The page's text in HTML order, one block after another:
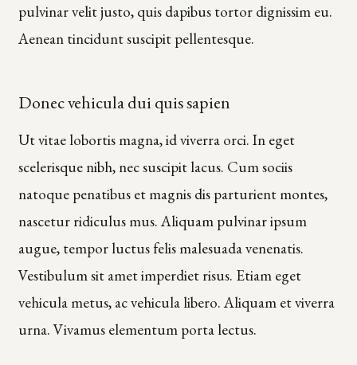
pulvinar velit justo, quis dapibus tortor dignissim eu.
Aenean tincidunt suscipit pellentesque.
Donec vehicula dui quis sapien
Ut vitae lobortis magna, id viverra orci. In eget
scelerisque nibh, nec suscipit lacus. Cum sociis
natoque penatibus et magnis dis parturient montes,
nascetur ridiculus mus. Aliquam pulvinar ipsum
augue, tempor luctus felis malesuada venenatis.
Vestibulum sit amet imperdiet risus. Etiam eget
vehicula metus, ac vehicula libero. Aliquam et viverra
urna. Vivamus elementum porta lectus.